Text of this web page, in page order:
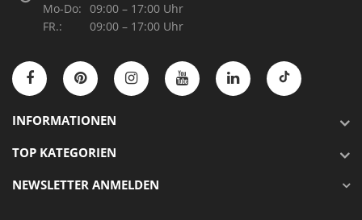
Mo-Do: 09:00 – 17:00 Uhr
FR.:
09:00 – 17:00 Uhr
INFORMATIONEN
TOP KATEGORIEN
NEWSLETTER ANMELDEN